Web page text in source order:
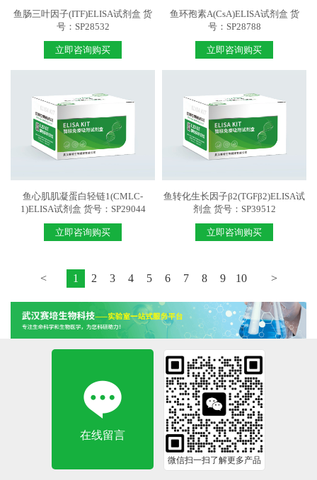
鱼肠三叶因子(ITF)ELISA试剂盒 货
号：SP28532
立即咨询购买
鱼环孢素A(CsA)ELISA试剂盒 货
号：SP28788
立即咨询购买
鱼心肌肌凝蛋白轻链1(CMLC-
1)ELISA试剂盒 货号：SP29044
立即咨询购买
鱼转化生长因子β2(TGFβ2)ELISA试
剂盒 货号：SP39512
立即咨询购买
< 1 2 3 4 5 6 7 8 9 10 >
在线留言
微信扫一扫了解更多产品